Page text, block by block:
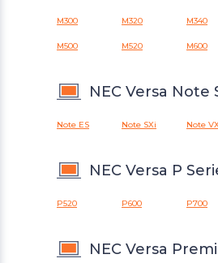
M300 M320 M340
M500 M520 M600
NEC Versa Note
Note ES Note SXi Note
NEC Versa P
P520 P600 P700
NEC Versa